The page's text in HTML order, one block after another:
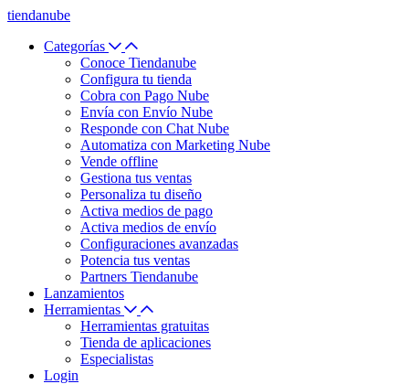
tiendanube
Categorías
Conoce Tiendanube
Configura tu tienda
Cobra con Pago Nube
Envía con Envío Nube
Responde con Chat Nube
Automatiza con Marketing Nube
Vende offline
Gestiona tus ventas
Personaliza tu diseño
Activa medios de pago
Activa medios de envío
Configuraciones avanzadas
Potencia tus ventas
Partners Tiendanube
Lanzamientos
Herramientas
Herramientas gratuitas
Tienda de aplicaciones
Especialistas
Login